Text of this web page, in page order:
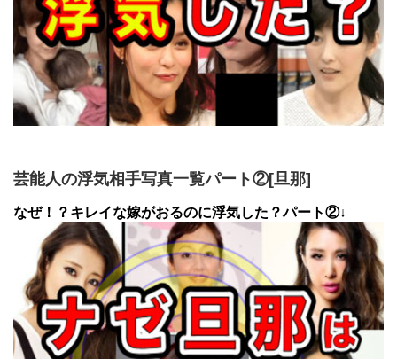
芸能人の浮気相手写真一覧パート②[旦那]
なぜ！？キレイな嫁がおるのに浮気した？パート②↓